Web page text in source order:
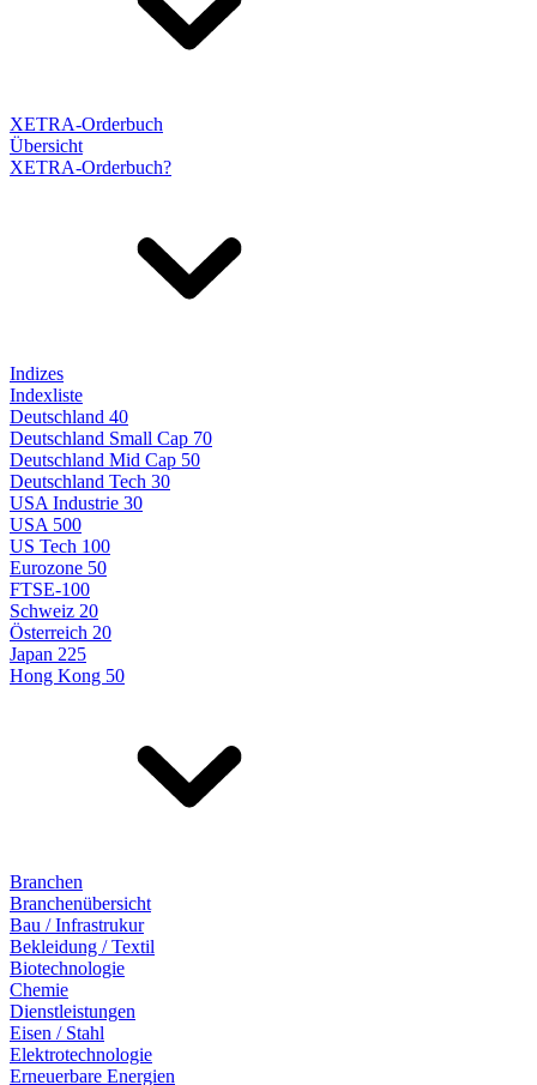
XETRA-Orderbuch
Übersicht
XETRA-Orderbuch?
Indizes
Indexliste
Deutschland 40
Deutschland Small Cap 70
Deutschland Mid Cap 50
Deutschland Tech 30
USA Industrie 30
USA 500
US Tech 100
Eurozone 50
FTSE-100
Schweiz 20
Österreich 20
Japan 225
Hong Kong 50
Branchen
Branchenübersicht
Bau / Infrastrukur
Bekleidung / Textil
Biotechnologie
Chemie
Dienstleistungen
Eisen / Stahl
Elektrotechnologie
Erneuerbare Energien